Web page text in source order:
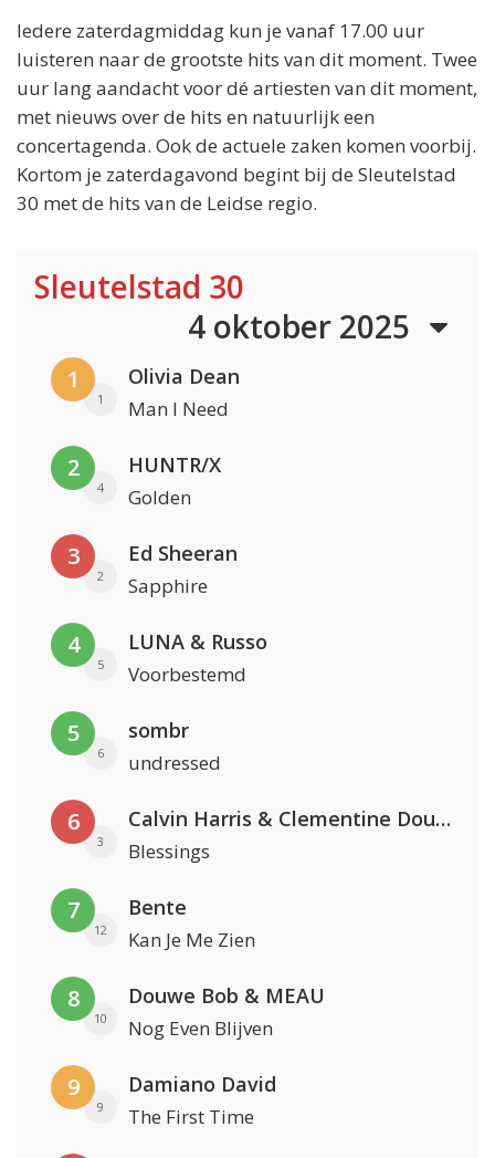
Iedere zaterdagmiddag kun je vanaf 17.00 uur
luisteren naar de grootste hits van dit moment. Twee
uur lang aandacht voor dé artiesten van dit moment,
met nieuws over de hits en natuurlijk een
concertagenda. Ook de actuele zaken komen voorbij.
Kortom je zaterdagavond begint bij de Sleutelstad
30 met de hits van de Leidse regio.
Sleutelstad 30
4 oktober 2025
1
1
Olivia Dean
Man I Need
2
4
HUNTR/X
Golden
3
2
Ed Sheeran
Sapphire
4
5
LUNA & Russo
Voorbestemd
5
6
sombr
undressed
6
3
Calvin Harris & Clementine Douglas
Blessings
7
12
Bente
Kan Je Me Zien
8
10
Douwe Bob & MEAU
Nog Even Blijven
9
9
Damiano David
The First Time